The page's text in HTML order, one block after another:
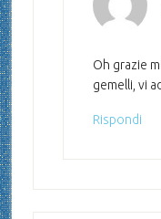
Oh grazie
gemelli, vi
Rispondi